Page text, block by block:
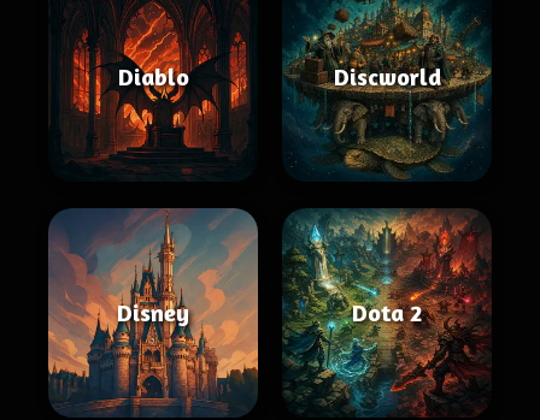
Diablo Discworld
Disney Dota 2